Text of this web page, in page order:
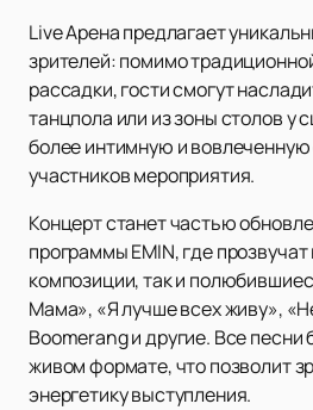
Live Арена предлагает
зрителей: помимо
рассадки, гости смогут
танцпола или из зоны столов у
более интимную и вовлеченную
участников мероприятия.
Концерт станет частью
программы EMIN, где
композиции, так и
Мама», «Я лучше всех живу»,
Boomerang и другие. Все песни
живом формате, что позволит
энергетику выступления.